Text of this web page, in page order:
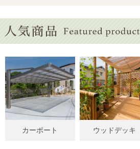
カーポート ウッドデッキ